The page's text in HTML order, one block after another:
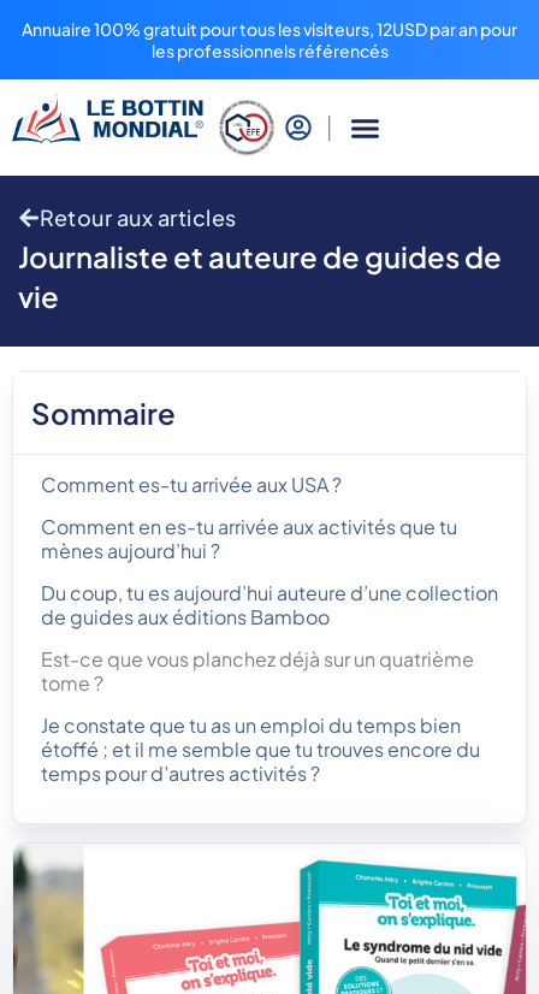
Annuaire 100% gratuit pour tous les visiteurs, 12USD par an pour
les professionnels référencés
Retour aux articles
Journaliste et auteure de guides de
vie
Sommaire
Comment es-tu arrivée aux USA ?
Comment en es-tu arrivée aux activités que tu
mènes aujourd’hui ?
Du coup, tu es aujourd’hui auteure d’une collection
de guides aux éditions Bamboo
Est-ce que vous planchez déjà sur un quatrième
tome ?
Je constate que tu as un emploi du temps bien
étoffé ; et il me semble que tu trouves encore du
temps pour d’autres activités ?